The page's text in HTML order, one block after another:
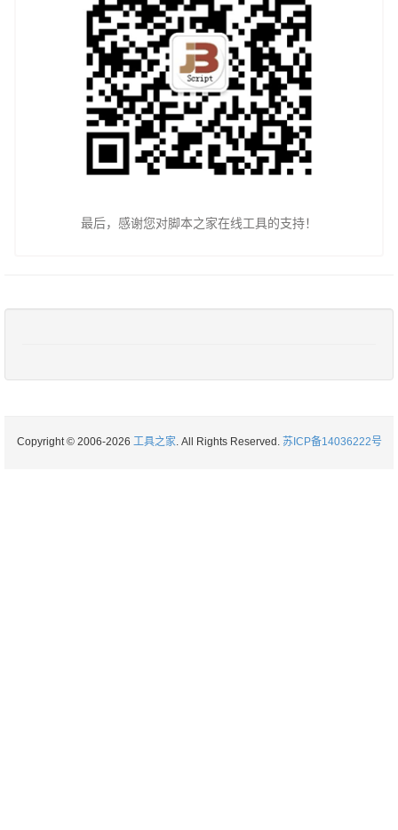
最后，感谢您对脚本之家在线工具的支持！
Copyright © 2006-2026 工具之家. All Rights Reserved. 苏ICP备14036222号